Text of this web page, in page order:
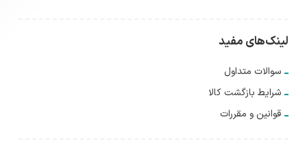
لینک‌های مفید
سوالات متداول
شرایط بازگشت کالا
قوانین و مقررات